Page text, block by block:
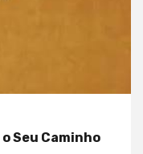
Seu Caminho